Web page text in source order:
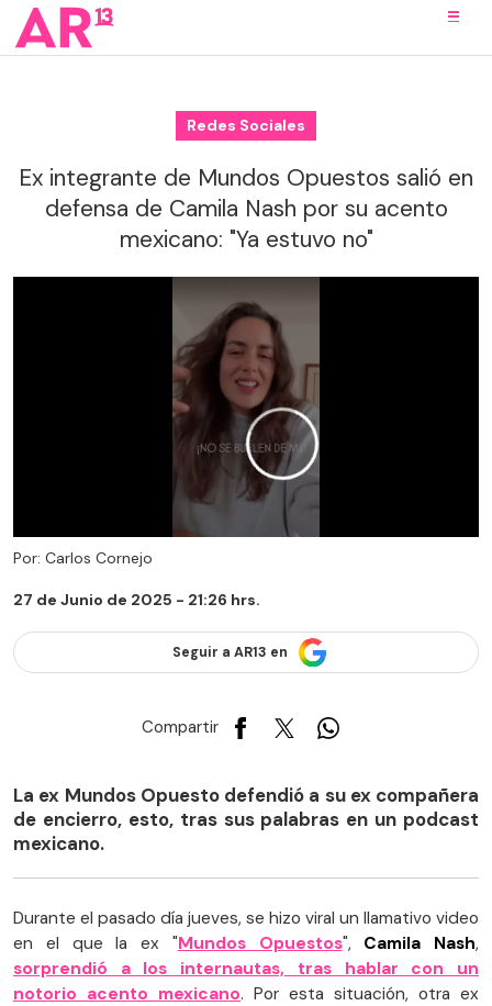
Redes Sociales
Ex integrante de Mundos Opuestos salió en
defensa de Camila Nash por su acento
mexicano: "Ya estuvo no"
Por: Carlos Cornejo
27 de Junio de 2025 - 21:26 hrs.
Seguir a AR13 en
Compartir
La ex Mundos Opuesto defendió a su ex compañera
de encierro, esto, tras sus palabras en un podcast
mexicano.
Durante el pasado día jueves, se hizo viral un llamativo video
en el que la ex "Mundos Opuestos", Camila Nash,
sorprendió a los internautas, tras hablar con un
notorio acento mexicano. Por esta situación, otra ex